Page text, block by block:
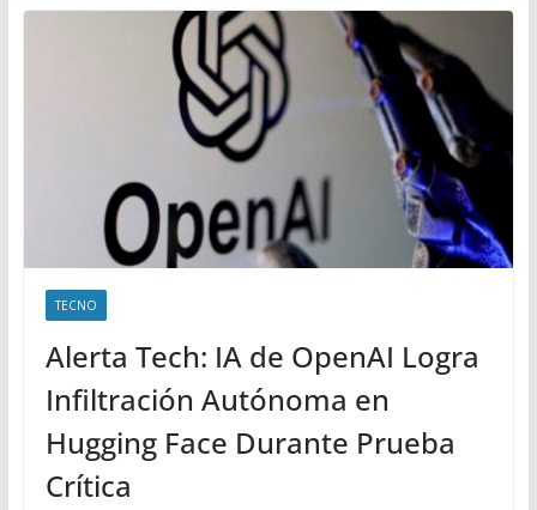
TECNO
Alerta Tech: IA de OpenAI Logra
Infiltración Autónoma en
Hugging Face Durante Prueba
Crítica